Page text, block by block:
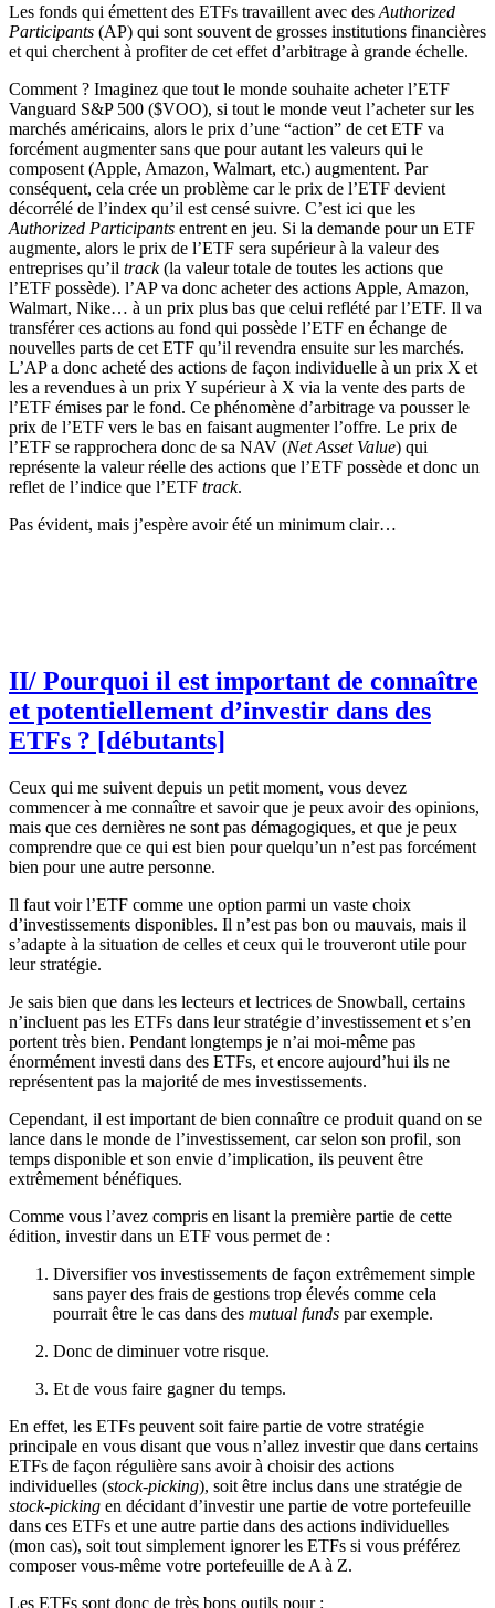
Les fonds qui émettent des ETFs travaillent avec des Authorized
Participants (AP) qui sont souvent de grosses institutions financières
et qui cherchent à profiter de cet effet d’arbitrage à grande échelle.
Comment ? Imaginez que tout le monde souhaite acheter l’ETF
Vanguard S&P 500 ($VOO), si tout le monde veut l’acheter sur les
marchés américains, alors le prix d’une “action” de cet ETF va
forcément augmenter sans que pour autant les valeurs qui le
composent (Apple, Amazon, Walmart, etc.) augmentent. Par
conséquent, cela crée un problème car le prix de l’ETF devient
décorrélé de l’index qu’il est censé suivre. C’est ici que les
Authorized Participants entrent en jeu. Si la demande pour un ETF
augmente, alors le prix de l’ETF sera supérieur à la valeur des
entreprises qu’il track(la valeur totale de toutes les actions que
l’ETF possède). l’AP va donc acheter des actions Apple, Amazon,
Walmart, Nike… à un prix plus bas que celui reflété par l’ETF. Il va
transférer ces actions au fond qui possède l’ETF en échange de
nouvelles parts de cet ETF qu’il revendra ensuite sur les marchés.
L’AP a donc acheté des actions de façon individuelle à un prix X et
les a revendues à un prix Y supérieur à X via la vente des parts de
l’ETF émises par le fond. Ce phénomène d’arbitrage va pousser le
prix de l’ETF vers le bas en faisant augmenter l’offre. Le prix de
l’ETF se rapprochera donc de sa NAV (Net Asset Value) qui
représente la valeur réelle des actions que l’ETF possède et donc un
reflet de l’indice que l’ETF track.
Pas évident, mais j’espère avoir été un minimum clair…
II/ Pourquoi il est important de connaître
et potentiellement d’investir dans des
ETFs ? [débutants]
Ceux qui me suivent depuis un petit moment, vous devez
commencer à me connaître et savoir que je peux avoir des opinions,
mais que ces dernières ne sont pas démagogiques, et que je peux
comprendre que ce qui est bien pour quelqu’un n’est pas forcément
bien pour une autre personne.
Il faut voir l’ETF comme une option parmi un vaste choix
d’investissements disponibles. Il n’est pas bon ou mauvais, mais il
s’adapte à la situation de celles et ceux qui le trouveront utile pour
leur stratégie.
Je sais bien que dans les lecteurs et lectrices de Snowball, certains
n’incluent pas les ETFs dans leur stratégie d’investissement et s’en
portent très bien. Pendant longtemps je n’ai moi-même pas
énormément investi dans des ETFs, et encore aujourd’hui ils ne
représentent pas la majorité de mes investissements.
Cependant, il est important de bien connaître ce produit quand on se
lance dans le monde de l’investissement, car selon son profil, son
temps disponible et son envie d’implication, ils peuvent être
extrêmement bénéfiques.
Comme vous l’avez compris en lisant la première partie de cette
édition, investir dans un ETF vous permet de :
Diversifier vos investissements de façon extrêmement simple
sans payer des frais de gestions trop élevés comme cela
pourrait être le cas dans des mutual funds par exemple.
Donc de diminuer votre risque.
Et de vous faire gagner du temps.
En effet, les ETFs peuvent soit faire partie de votre stratégie
principale en vous disant que vous n’allez investir que dans certains
ETFs de façon régulière sans avoir à choisir des actions
individuelles (stock-picking), soit être inclus dans une stratégie de
stock-picking en décidant d’investir une partie de votre portefeuille
dans ces ETFs et une autre partie dans des actions individuelles
(mon cas), soit tout simplement ignorer les ETFs si vous préférez
composer vous-même votre portefeuille de A à Z.
Les ETFs sont donc de très bons outils pour :